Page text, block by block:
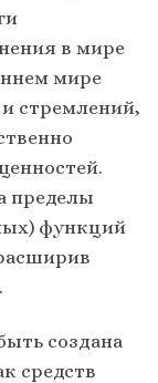
в мире
мире
и стремлений,
пределы
функций
создана
средств